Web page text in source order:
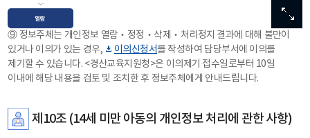
확대보기
확대보기
확대보기
확대보기
확대보기
⑨ 정보주체는 개인정보 열람‧정정‧삭제‧처리정지 결과에 대해 불만이
있거나 이의가 있는 경우,
이의신청서를 작성하여 담당부서에 이의를
제기할 수 있습니다. <경산교육지원청>은 이의제기 접수일로부터 10일
이내에 해당 내용을 검토 및 조치한 후 정보주체에게 안내드립니다.
제10조 (14세 미만 아동의 개인정보 처리에 관한 사항)